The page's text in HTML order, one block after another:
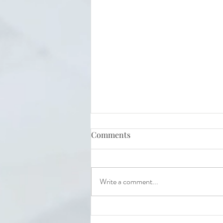
“Убежище Джентльмена",
Comments
Write a comment...